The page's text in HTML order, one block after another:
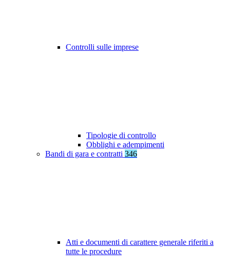
Controlli sulle imprese
Tipologie di controllo
Obblighi e adempimenti
Bandi di gara e contratti 346
Atti e documenti di carattere generale riferiti a
tutte le procedure